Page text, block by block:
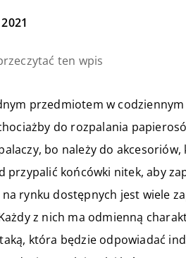
ten wpis
przedmiotem w
do rozpalania
bo należy do
przypalić końcówki nitek, aby
rynku dostępnych jest wiele
z nich ma odmienną
która będzie odpowiadać